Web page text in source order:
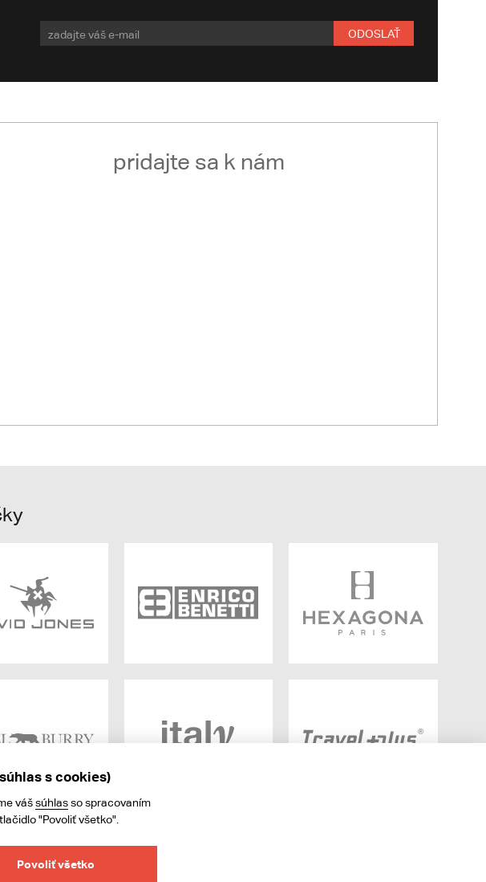
ODOSLAŤ
pridajte sa k nám
s cookies)
vášsúhlasso spracovaním
"Povoliť všetko".
Povoliť všetko